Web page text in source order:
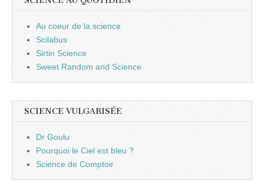
Au coeur de la science
Scilabus
Sirtin Science
Sweet Random and Science
SCIENCE VULGARISÉE
Dr Goulu
Pourquoi le Ciel est bleu ?
Science de Comptoir